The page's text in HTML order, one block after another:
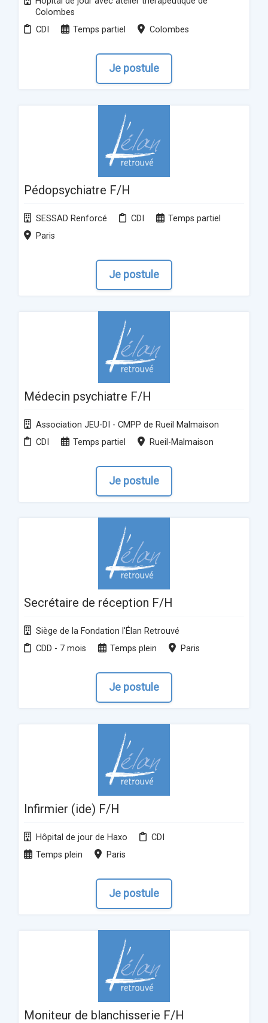
Colombes
CDI
Temps partiel Colombes
Je postule
Pédopsychiatre F/H
SESSAD Renforcé CDI
Temps partiel
Paris
Je postule
Médecin psychiatre F/H
Association JEU-DI - CMPP de Rueil Malmaison
CDI
Temps partiel Rueil-Malmaison
Je postule
Secrétaire de réception F/H
Siège de la Fondation l'Élan Retrouvé
CDD - 7 mois
Temps plein Paris
Je postule
Infirmier (ide) F/H
Hôpital de jour de Haxo
CDI
Temps plein
Paris
Je postule
Moniteur de blanchisserie F/H